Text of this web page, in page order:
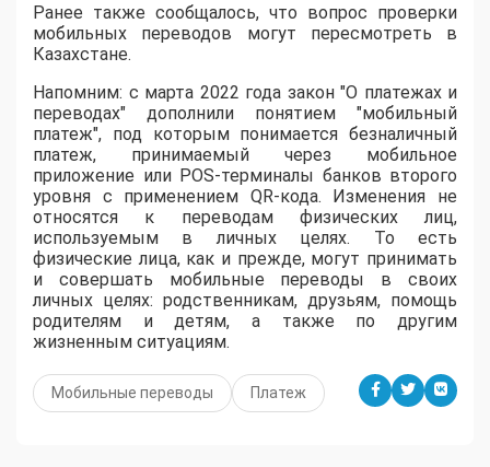
Ранее также сообщалось, что вопрос проверки
мобильных переводов могут пересмотреть в
Казахстане.
Напомним: с марта 2022 года закон "О платежах и
переводах" дополнили понятием "мобильный
платеж", под которым понимается безналичный
платеж, принимаемый через мобильное
приложение или POS-терминалы банков второго
уровня с применением QR-кода. Изменения не
относятся к переводам физических лиц,
используемым в личных целях. То есть
физические лица, как и прежде, могут принимать
и совершать мобильные переводы в своих
личных целях: родственникам, друзьям, помощь
родителям и детям, а также по другим
жизненным ситуациям.
Мобильные переводы Платеж